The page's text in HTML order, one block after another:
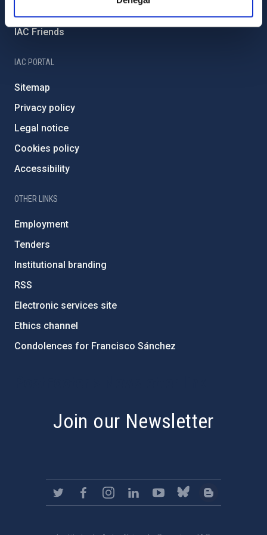
IAC Friends
IAC PORTAL
Sitemap
Privacy policy
Legal notice
Cookies policy
Accessibility
OTHER LINKS
Employment
Tenders
Institutional branding
RSS
Electronic services site
Ethics channel
Condolences for Francisco Sánchez
Join our Newsletter